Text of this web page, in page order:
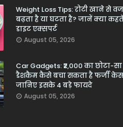
Weight Loss Tips: रोटी खाने से
बढ़ता है या घटता है? जानें क्या
डाइट एक्सपर्ट
August 05, 2026
Car Gadgets: ₹2,000 का छोटा-सा
डैशकैम कैसे बचा सकता है फर्जी
जानिए इसके 4 बड़े फायदे
August 05, 2026